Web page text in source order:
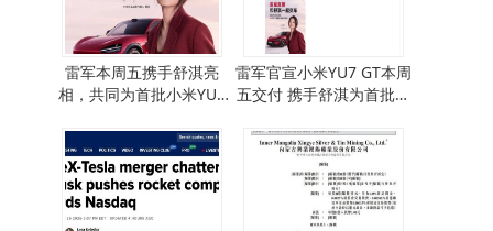
雷军本周五携手舒淇亮
相，共同为首批小米YU7
雷军官宣小米YU7 GT本周
五交付 携手舒淇为首批新